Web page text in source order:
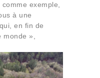
exemple,
à une
en fin de
monde »,